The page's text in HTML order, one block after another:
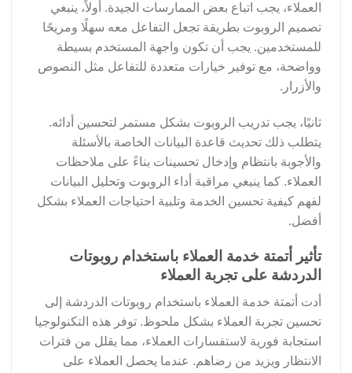
العملاء، يجب اتباع بعض الممارسات الجيدة. أولاً، ينبغي
تصميم الروبوت بطريقة تجعل التفاعل معه سهلًا ومريحًا
للمستخدمين. يجب أن تكون واجهة المستخدم بسيطة
وواضحة، مع توفير خيارات متعددة للتفاعل مثل النصوص
والأزرار.
ثانيًا، يجب تدريب الروبوت بشكل مستمر لتحسين أدائه.
يتطلب ذلك تحديث قاعدة البيانات الخاصة بالأسئلة
والأجوبة بانتظام وإدخال تحسينات بناءً على ملاحظات
العملاء. كما ينبغي مراقبة أداء الروبوت وتحليل البيانات
لفهم كيفية تحسين الخدمة وتلبية احتياجات العملاء بشكل
أفضل.
تأثير أتمتة خدمة العملاء باستخدام روبوتات
الدردشة على تجربة العملاء
أدت أتمتة خدمة العملاء باستخدام روبوتات الدردشة إلى
تحسين تجربة العملاء بشكل ملحوظ. توفر هذه التكنولوجيا
استجابة فورية لاستفسارات العملاء، مما يقلل من فترات
الانتظار ويزيد من رضاهم. عندما يحصل العملاء على